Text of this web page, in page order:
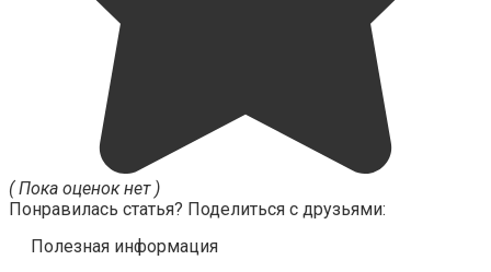
( Пока оценок нет )
Понравилась статья? Поделиться с друзьями:
Полезная информация